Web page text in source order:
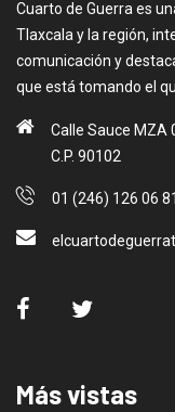
Cuarto de Guerra es
Tlaxcala y la región,
comunicación y
que está tomando el
Calle Sauce MZA
C.P. 90102
01 (246) 126 06 81
Más vistas